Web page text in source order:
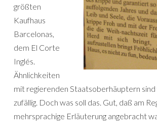
größten
Kaufhaus
Barcelonas,
dem El Corte
Inglés.
Ähnlichkeiten
mit regierenden Staatsoberhäuptern
zufällig. Doch was soll das. Gut, daß am
mehrsprachige Erläuterung angebracht